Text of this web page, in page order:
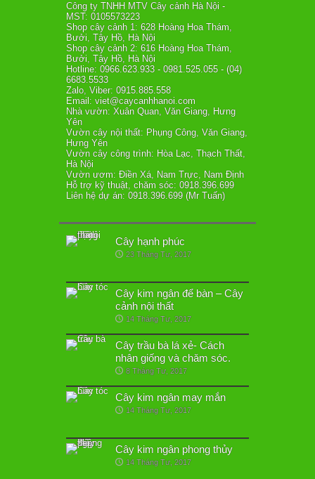
Công ty TNHH MTV Cây cảnh Hà Nội -
MST: 0105573223
Shop cây cảnh 1: 628 Hoàng Hoa Thám,
Bưởi, Tây Hồ, Hà Nội
Shop cây cảnh 2: 616 Hoàng Hoa Thám,
Bưởi, Tây Hồ, Hà Nội
Hotline: 0966.623.933 - 0981.525.055 - (04)
6683.5533
Zalo, Viber: 0915.885.558
Email: viet@caycanhhanoi.com
Nhà vườn: Xuân Quan, Văn Giang, Hưng
Yên
Vườn cây nội thất: Phụng Công, Văn Giang,
Hưng Yên
Vườn cây công trình: Hòa Lạc, Thạch Thất,
Hà Nội
Vườn ươm: Điền Xá, Nam Trực, Nam Định
Hỗ trợ kỹ thuật, chăm sóc: 0918.396.699
Liên hệ dự án: 0918.396.699 (Mr Tuấn)
Cây hạnh phúc
23 Tháng Tư, 2017
Cây kim ngân để bàn – Cây
cảnh nội thất
14 Tháng Tư, 2017
Cây trầu bà lá xẻ- Cách
nhân giống và chăm sóc.
8 Tháng Tư, 2017
Cây kim ngân may mắn
14 Tháng Tư, 2017
Cây kim ngân phong thủy
14 Tháng Tư, 2017